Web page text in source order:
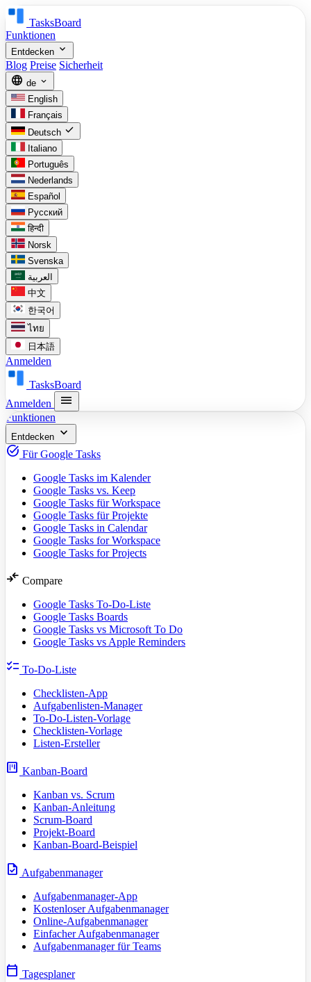
TasksBoard
Funktionen
Entdecken expand_more
Blog Preise Sicherheit
language de expand_more
English
Français
Deutsch check
Italiano
Português
Nederlands
Español
Русский
हिन्दी
Norsk
Svenska
العربية
中文
한국어
ไทย
日本語
Anmelden
TasksBoard
Anmelden
menu
Funktionen
Entdecken expand_more
task_alt Für Google Tasks
Google Tasks im Kalender
Google Tasks vs. Keep
Google Tasks für Workspace
Google Tasks für Projekte
Google Tasks in Calendar
Google Tasks for Workspace
Google Tasks for Projects
compare_arrows Compare
Google Tasks To-Do-Liste
Google Tasks Boards
Google Tasks vs Microsoft To Do
Google Tasks vs Apple Reminders
checklist To-Do-Liste
Checklisten-App
Aufgabenlisten-Manager
To-Do-Listen-Vorlage
Checklisten-Vorlage
Listen-Ersteller
view_kanban Kanban-Board
Kanban vs. Scrum
Kanban-Anleitung
Scrum-Board
Projekt-Board
Kanban-Board-Beispiel
task Aufgabenmanager
Aufgabenmanager-App
Kostenloser Aufgabenmanager
Online-Aufgabenmanager
Einfacher Aufgabenmanager
Aufgabenmanager für Teams
calendar_today Tagesplaner